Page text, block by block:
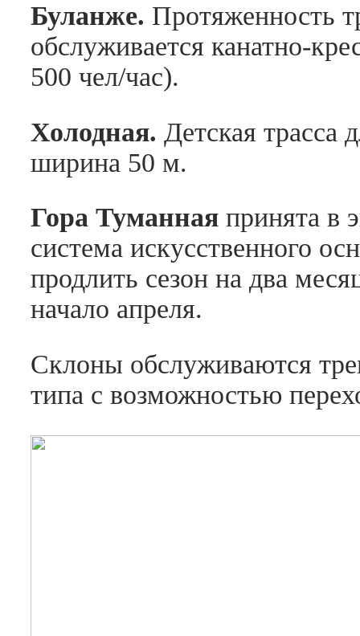
Буланже. Протяженность
обслуживается канатно-
500 чел/час).
Холодная. Детская трасса
ширина 50 м.
Гора Туманная принята в
система искусственного
продлить сезон на два
начало апреля.
Склоны обслуживаются
типа с возможностью